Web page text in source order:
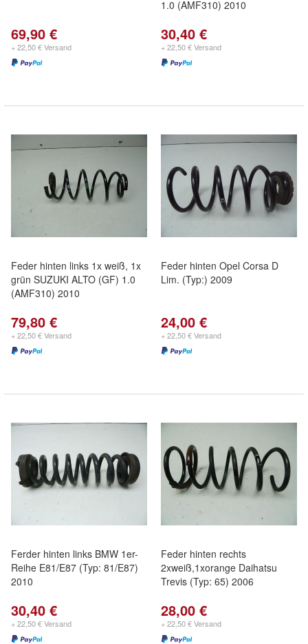
69,90 €
+ 22,50 € Versand
1.0 (AMF310) 2010
30,40 €
+ 22,50 € Versand
Feder hinten links 1x weiß, 1x
grün SUZUKI ALTO (GF) 1.0
(AMF310) 2010
79,80 €
+ 22,50 € Versand
Feder hinten Opel Corsa D
Lim. (Typ:) 2009
24,00 €
+ 22,50 € Versand
Ferder hinten links BMW 1er-
Reihe E81/E87 (Typ: 81/E87)
2010
30,40 €
+ 22,50 € Versand
Feder hinten rechts
2xweiß,1xorange Daihatsu
Trevis (Typ: 65) 2006
28,00 €
+ 22,50 € Versand